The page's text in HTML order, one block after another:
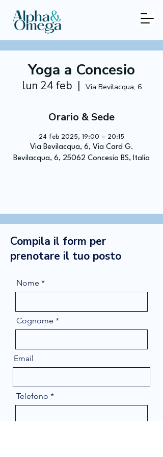
Yoga a Concesio
lun 24 feb
  |
Via Bevilacqua, 6
Orario & Sede
24 feb 2025, 19:00 – 20:15
Via Bevilacqua, 6, Via Card G.
Bevilacqua, 6, 25062 Concesio BS, Italia
Compila il form per
prenotare il tuo posto
Nome
Cognome
Email
Telefono